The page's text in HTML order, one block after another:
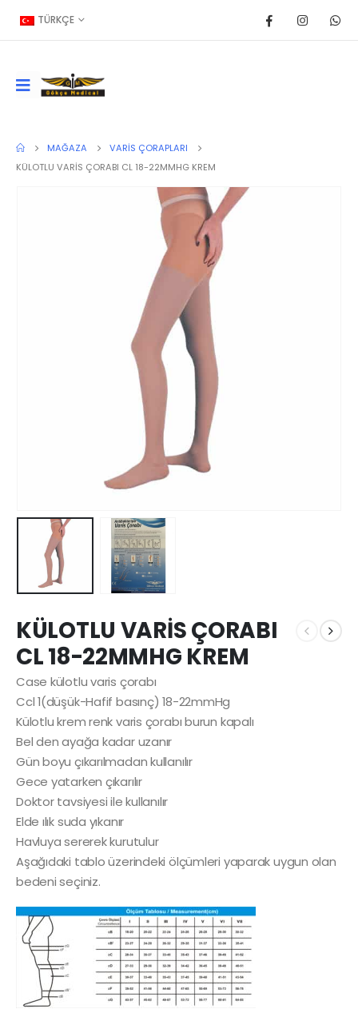
TÜRKÇE
MAĞAZA
VARIS ÇORAPLARI
KÜLOTLU VARİS ÇORABI CL 18-22MMHG KREM
KÜLOTLU VARİS ÇORABI
CL 18-22MMHG KREM
Case külotlu varis çorabı
Ccl 1(düşük-Hafif basınç) 18-22mmHg
Külotlu krem renk varis çorabı burun kapalı
Bel den ayağa kadar uzanır
Gün boyu çıkarılmadan kullanılır
Gece yatarken çıkarılır
Doktor tavsiyesi ile kullanılır
Elde ılık suda yıkanır
Havluya sererek kurutulur
Aşağıdaki tablo üzerindeki ölçümleri yaparak uygun olan
bedeni seçiniz.